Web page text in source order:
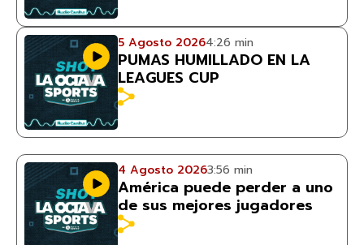
5 Agosto 20264:26 min
PUMAS HUMILLADO EN LA
LEAGUES CUP
4 Agosto 20263:56 min
América puede perder a uno
de sus mejores jugadores